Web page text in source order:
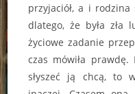
przyjaciół, a i rodzina
dlatego, że była zła
życiowe zadanie
czas mówiła
słyszeć ją chcą, to